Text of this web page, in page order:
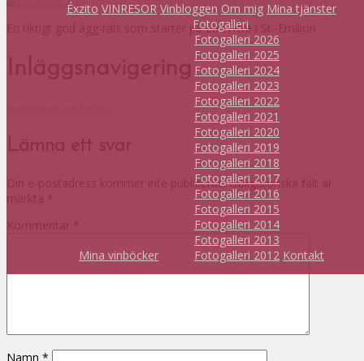
Éxzito VINRESOR Vinbloggen Om mig Mina tjänster
Mina vinböcker
Fotogalleri
Fotogalleri 2026
Fotogalleri 2025
Fotogalleri 2024
Fotogalleri 2023
Fotogalleri 2022
Fotogalleri 2021
Fotogalleri 2020
Fotogalleri 2019
Fotogalleri 2018
Fotogalleri 2017
Fotogalleri 2016
Fotogalleri 2015
Fotogalleri 2014
Fotogalleri 2013
Fotogalleri 2012 Kontakt
En riktigt god ägg-rätt som starter på Le tTrtre i St.-Emilion
Inläggsnavigering
Lämna ett svar
Din e-postadress kommer inte publiceras. Obligatoriska fält är
märkta *
Kommentar *
Namn *